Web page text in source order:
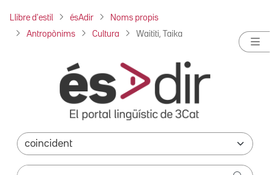
Llibre d'estil ésAdir Noms propis
Antropònims Cultura Waititi, Taika